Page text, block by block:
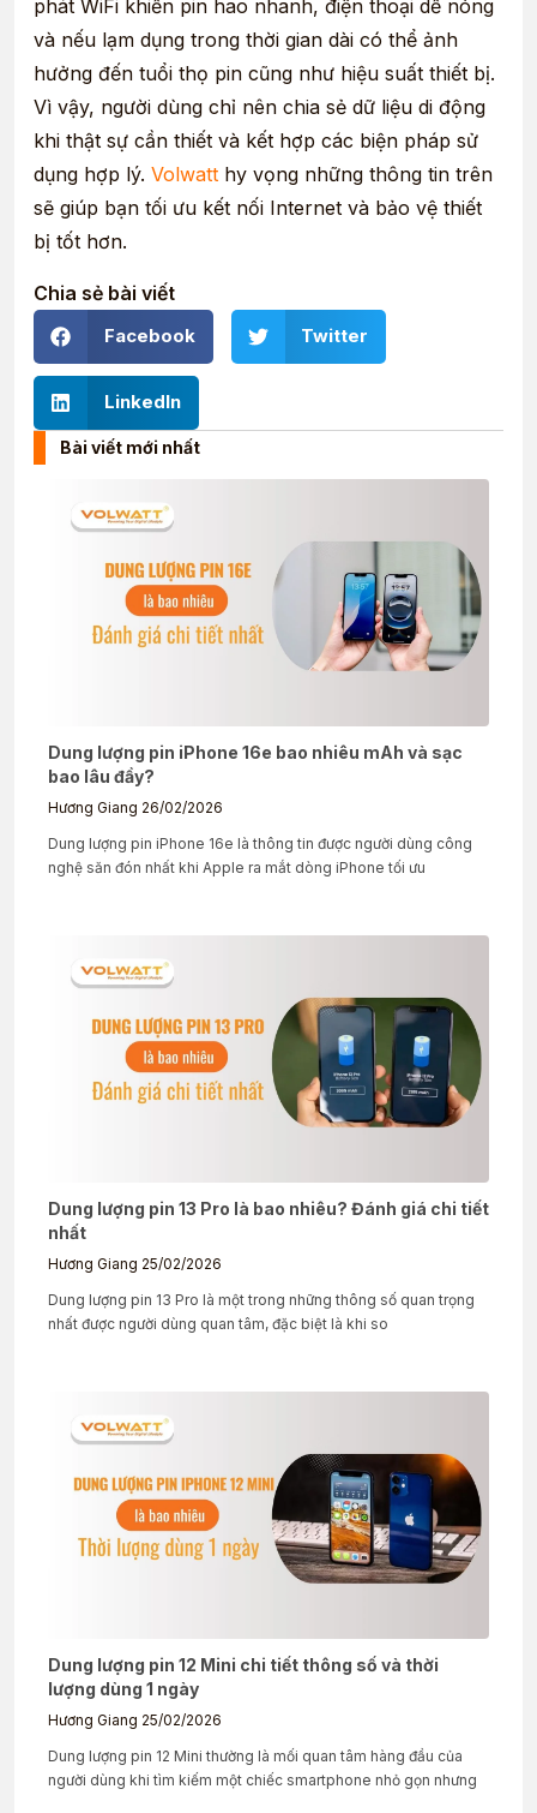
phát WiFi khiến pin hao nhanh, điện thoại dễ nóng
và nếu lạm dụng trong thời gian dài có thể ảnh
hưởng đến tuổi thọ pin cũng như hiệu suất thiết bị.
Vì vậy, người dùng chỉ nên chia sẻ dữ liệu di động
khi thật sự cần thiết và kết hợp các biện pháp sử
dụng hợp lý. Volwatt hy vọng những thông tin trên
sẽ giúp bạn tối ưu kết nối Internet và bảo vệ thiết
bị tốt hơn.
Chia sẻ bài viết
Facebook Twitter
LinkedIn
Bài viết mới nhất
Dung lượng pin iPhone 16e bao nhiêu mAh và sạc
bao lâu đầy?
Hương Giang 26/02/2026
Dung lượng pin iPhone 16e là thông tin được người dùng công
nghệ săn đón nhất khi Apple ra mắt dòng iPhone tối ưu
Dung lượng pin 13 Pro là bao nhiêu? Đánh giá chi tiết
nhất
Hương Giang 25/02/2026
Dung lượng pin 13 Pro là một trong những thông số quan trọng
nhất được người dùng quan tâm, đặc biệt là khi so
Dung lượng pin 12 Mini chi tiết thông số và thời
lượng dùng 1 ngày
Hương Giang 25/02/2026
Dung lượng pin 12 Mini thường là mối quan tâm hàng đầu của
người dùng khi tìm kiếm một chiếc smartphone nhỏ gọn nhưng